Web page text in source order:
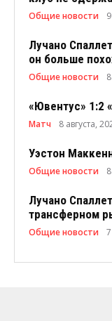
Общие новости
Лучано
он больше
Общие новости
«Ювентус» 1:2
Матч 8 августа,
Уэстон
Общие новости
Лучано
трансферном
Общие новости